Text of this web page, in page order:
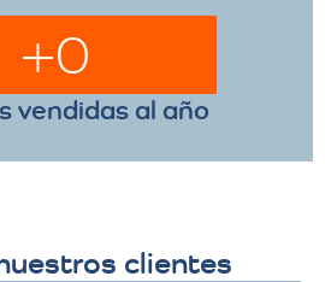
vendidas al año
+0
clientes